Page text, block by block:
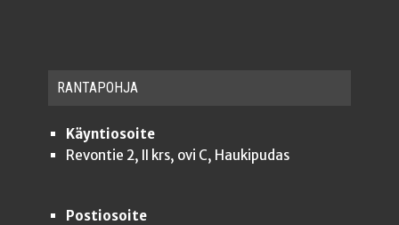
RAN­TA­POH­JA
Käyntiosoite
Revontie 2, II krs, ovi C, Haukipudas
Postiosoite